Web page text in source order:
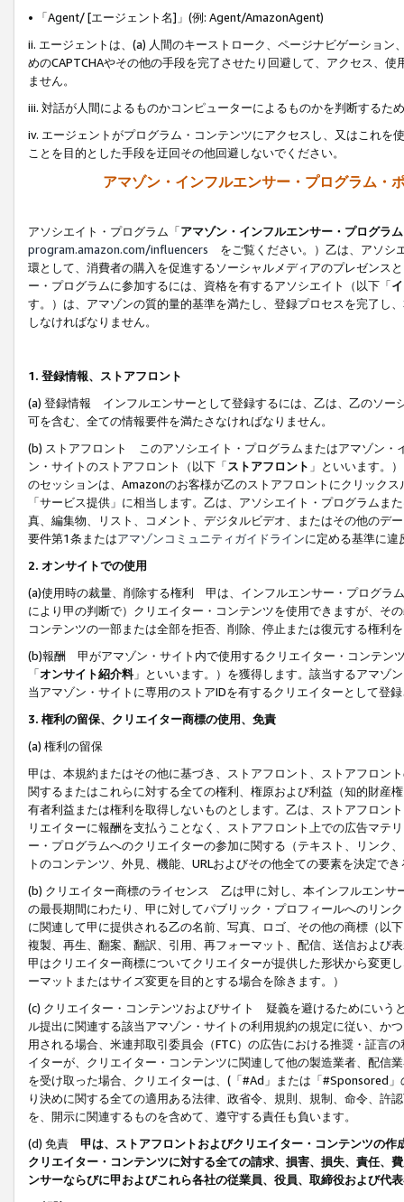
• 「Agent/ [エージェント名]」(例: Agent/AmazonAgent)
ii. エージェントは、(a) 人間のキーストローク、ページナビゲーショ
めのCAPTCHAやその他の手段を完了させたり回避して、アクセス、
ません。
iii. 対話が人間によるものかコンピューターによるものかを判断するた
iv. エージェントがプログラム・コンテンツにアクセスし、又はこれ
ことを目的とした手段を迂回その他回避しないでください。
アマゾン・インフルエンサー・プログラム・
アソシエイト・プログラム「アマゾン・インフルエンサー・プログラム
program.amazon.com/influencers をご覧ください。）乙は、アソシ
環として、消費者の購入を促進するソーシャルメディアのプレゼンス
ー・プログラムに参加するには、資格を有するアソシエイト（以下「
す。）は、アマゾンの質的量的基準を満たし、登録プロセスを完了し、
しなければなりません。
1. 登録情報、ストアフロント
(a) 登録情報 インフルエンサーとして登録するには、乙は、乙のソー
可を含む、全ての情報要件を満たさなければなりません。
(b) ストアフロント このアソシエイト・プログラムまたはアマゾン・
ン・サイトのストアフロント（以下「ストアフロント 」といいます。
のセッションは、Amazonのお客様が乙のストアフロントにクリック
「サービス提供」に相当します。乙は、アソシエイト・プログラム
真、編集物、リスト、コメント、デジタルビデオ、またはその他のデ
要件第1条またはアマゾンコミュニティガイドラインに定める基準に違
2. オンサイトでの使用
(a)使用時の裁量、削除する権利 甲は、インフルエンサー・プログラ
により甲の判断で）クリエイター・コンテンツを使用できますが、そ
コンテンツの一部または全部を拒否、削除、停止または復元する権利
(b)報酬 甲がアマゾン・サイト内で使用するクリエイター・コンテン
「オンサイト紹介料」といいます。）を獲得します。該当するアマゾ
当アマゾン・サイトに専用のストアIDを有するクリエイターとして登
3. 権利の留保、クリエイター商標の使用、免責
(a) 権利の留保
甲は、本規約またはその他に基づき、ストアフロント、ストアフロン
関するまたはこれらに対する全ての権利、権原および利益（知的財産
有者利益または権利を取得しないものとします。乙は、ストアフロン
リエイターに報酬を支払うことなく、ストアフロント上での広告マテ
ー・プログラムへのクリエイターの参加に関する（テキスト、リンク
トのコンテンツ、外見、機能、URLおよびその他全ての要素を決定で
(b) クリエイター商標のライセンス 乙は甲に対し、本インフルエンサ
の最長期間にわたり、甲に対してパブリック・プロフィールへのリン
に関連して甲に提供される乙の名前、写真、ロゴ、その他の商標（以
複製、再生、翻案、翻訳、引用、再フォーマット、配信、送信および
甲はクリエイター商標についてクリエイターが提供した形状から変更
ーマットまたはサイズ変更を目的とする場合を除きます。）
(c) クリエイター・コンテンツおよびサイト 疑義を避けるためにいう
ル提出に関連する該当アマゾン・サイトの利用規約の規定に従い、か
用される場合、米連邦取引委員会（FTC）の広告における推奨・証言
イターが、クリエイター・コンテンツに関連して他の製造業者、配信
を受け取った場合、クリエイターは、(「#Ad」または「#Sponsored
り決めに関する全ての適用ある法律、政省令、規則、規制、命令、許
を、開示に関連するものを含めて、遵守する責任も負います。
(d) 免責 甲は、ストアフロントおよびクリエイター・コンテンツの
クリエイター・コンテンツに対する全ての請求、損害、損失、責任、
ンサーならびに甲およびこれら各社の従業員、役員、取締役および代